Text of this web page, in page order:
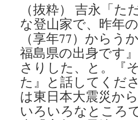
（抜粋） 吉永「
な登山家で、昨年
（享年77）から
福島県の出身です
さりした、と。『
た』と話してくだ
は東日本大震災か
いろいろなところ